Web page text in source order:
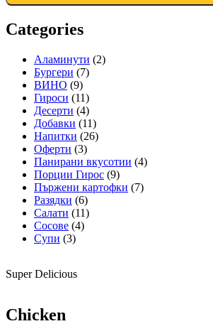
Categories
Аламинути (2)
Бургери (7)
ВИНО (9)
Гироси (11)
Десерти (4)
Добавки (11)
Напитки (26)
Оферти (3)
Панирани вкусотии (4)
Порции Гирос (9)
Пържени картофки (7)
Разядки (6)
Салати (11)
Сосове (4)
Супи (3)
Super Delicious
Chicken